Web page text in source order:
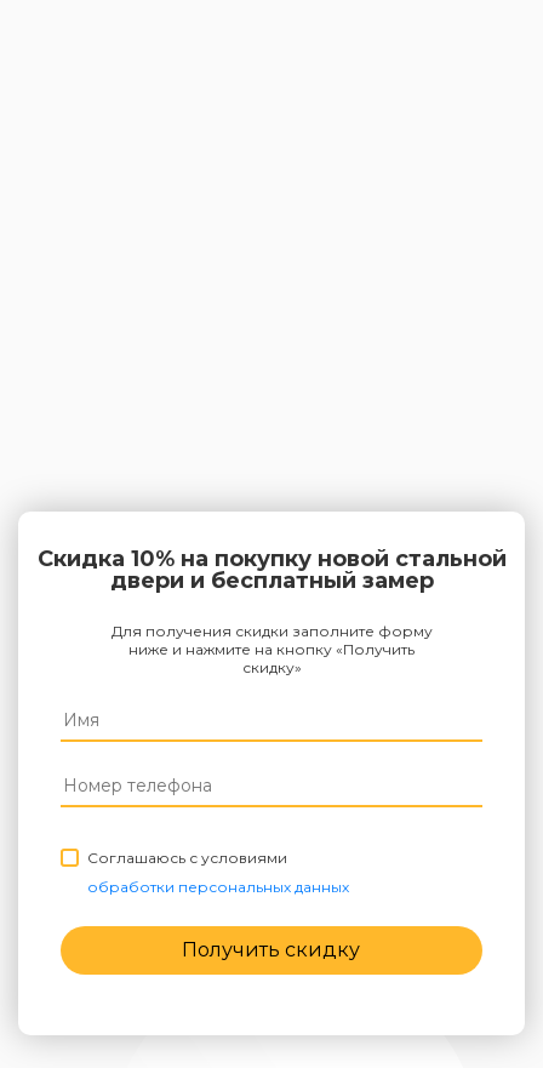
Скидка 10% на покупку новой стальной
двери и бесплатный замер
Для получения скидки заполните форму
ниже и нажмите на кнопку «Получить
скидку»
Соглашаюсь с условиями
обработки персональных данных
Получить скидку